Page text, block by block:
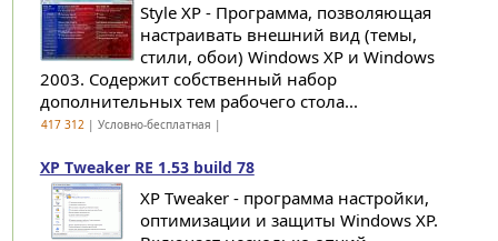
Style XP - Программа, позволяющая
настраивать внешний вид (темы,
стили, обои) Windows XP и Windows
2003. Содержит собственный набор
дополнительных тем рабочего стола...
417 312| Условно-бесплатная |
XP Tweaker RE 1.53 build 78
XP Tweaker - программа настройки,
оптимизации и защиты Windows XP.